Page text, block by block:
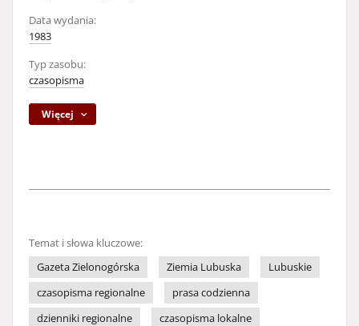
Data wydania:
1983
Typ zasobu:
czasopisma
Więcej
Temat i słowa kluczowe:
Gazeta Zielonogórska
Ziemia Lubuska
Lubuskie
czasopisma regionalne
prasa codzienna
dzienniki regionalne
czasopisma lokalne